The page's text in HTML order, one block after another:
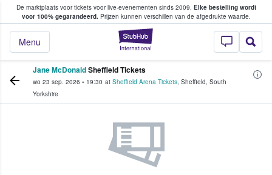
De marktplaats voor tickets voor live-evenementen sinds 2009. Elke bestelling wordt
voor 100% gegarandeerd.Prijzen kunnen verschillen van de afgedrukte waarde.
StubHub: waar
Menu
tickets kopen en verkopen
Jane McDonaldSheffield Tickets
wo 23 sep. 2026 • 19:30 at Sheffield Arena Tickets, Sheffield, South
Yorkshire